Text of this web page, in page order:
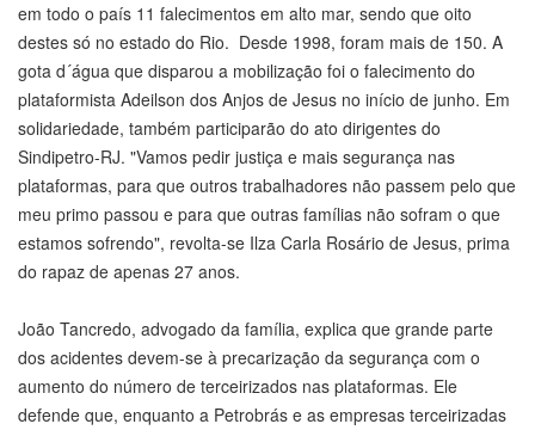
em todo o país 11 falecimentos em alto mar, sendo que oito
destes só no estado do Rio. Desde 1998, foram mais de 150. A
gota d´água que disparou a mobilização foi o falecimento do
plataformista Adeilson dos Anjos de Jesus no início de junho. Em
solidariedade, também participarão do ato dirigentes do
Sindipetro-RJ. "Vamos pedir justiça e mais segurança nas
plataformas, para que outros trabalhadores não passem pelo que
meu primo passou e para que outras famílias não sofram o que
estamos sofrendo", revolta-se Ilza Carla Rosário de Jesus, prima
do rapaz de apenas 27 anos.
João Tancredo, advogado da família, explica que grande parte
dos acidentes devem-se à precarização da segurança com o
aumento do número de terceirizados nas plataformas. Ele
defende que, enquanto a Petrobrás e as empresas terceirizadas